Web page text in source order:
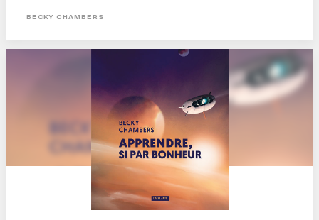
maîtriser à la perfection son intrigue.C’est le quatrième livre que je lis de Becky
BECKY CHAMBERS